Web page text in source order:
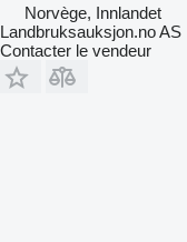
Norvège, Innlandet
Landbruksauksjon.no AS
Contacter le vendeur